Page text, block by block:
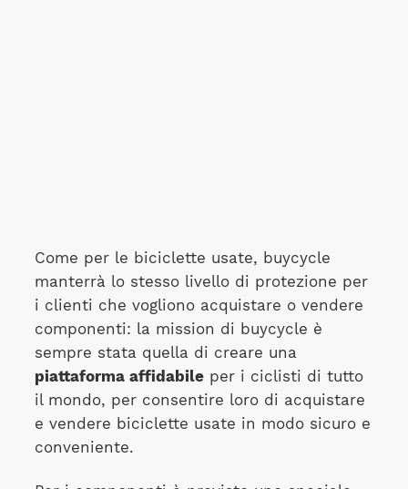
Come per le biciclette usate, buycycle
manterrà lo stesso livello di protezione per
i clienti che vogliono acquistare o vendere
componenti: la mission di buycycle è
sempre stata quella di creare una
piattaforma affidabileper i ciclisti di tutto
il mondo, per consentire loro di acquistare
e vendere biciclette usate in modo sicuro e
conveniente.